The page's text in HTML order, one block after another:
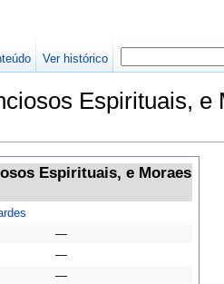
Espirituais, e
Espirituais, e Moraes
—
—
—
Ver histórico